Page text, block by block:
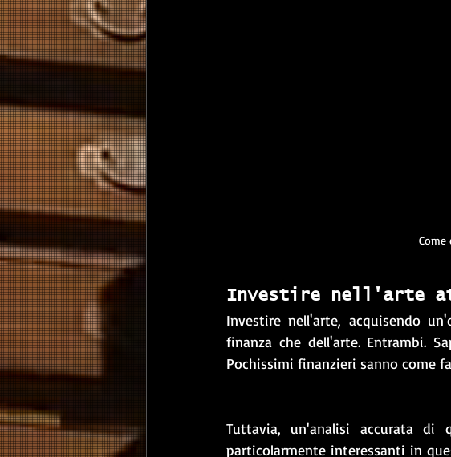
Investire nell'arte
Investire nell'arte, acquisendo
finanza che dell'arte. Entrambi.
Pochissimi finanzieri sanno come
Tuttavia, un'analisi accurata di
particolarmente interessanti in